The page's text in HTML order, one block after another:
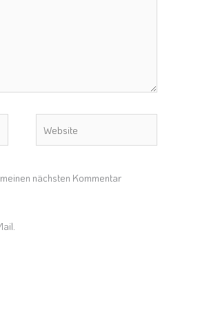
nächsten Kommentar